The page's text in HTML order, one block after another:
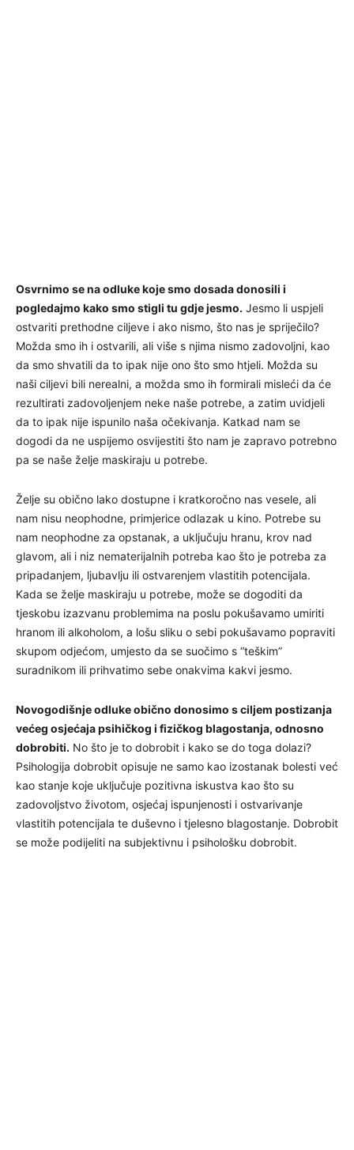
Osvrnimo se na odluke koje smo dosada donosili i
pogledajmo kako smo stigli tu gdje jesmo. Jesmo li uspjeli
ostvariti prethodne ciljeve i ako nismo, što nas je spriječilo?
Možda smo ih i ostvarili, ali više s njima nismo zadovoljni, kao
da smo shvatili da to ipak nije ono što smo htjeli. Možda su
naši ciljevi bili nerealni, a možda smo ih formirali misleći da će
rezultirati zadovoljenjem neke naše potrebe, a zatim uvidjeli
da to ipak nije ispunilo naša očekivanja. Katkad nam se
dogodi da ne uspijemo osvijestiti što nam je zapravo potrebno
pa se naše želje maskiraju u potrebe.
Želje su obično lako dostupne i kratkoročno nas vesele, ali
nam nisu neophodne, primjerice odlazak u kino. Potrebe su
nam neophodne za opstanak, a uključuju hranu, krov nad
glavom, ali i niz nematerijalnih potreba kao što je potreba za
pripadanjem, ljubavlju ili ostvarenjem vlastitih potencijala.
Kada se želje maskiraju u potrebe, može se dogoditi da
tjeskobu izazvanu problemima na poslu pokušavamo umiriti
hranom ili alkoholom, a lošu sliku o sebi pokušavamo popraviti
skupom odjećom, umjesto da se suočimo s “teškim”
suradnikom ili prihvatimo sebe onakvima kakvi jesmo.
Novogodišnje odluke obično donosimo s ciljem postizanja
većeg osjećaja psihičkog i fizičkog blagostanja, odnosno
dobrobiti. No što je to dobrobit i kako se do toga dolazi?
Psihologija dobrobit opisuje ne samo kao izostanak bolesti već
kao stanje koje uključuje pozitivna iskustva kao što su
zadovoljstvo životom, osjećaj ispunjenosti i ostvarivanje
vlastitih potencijala te duševno i tjelesno blagostanje. Dobrobit
se može podijeliti na subjektivnu i psihološku dobrobit.